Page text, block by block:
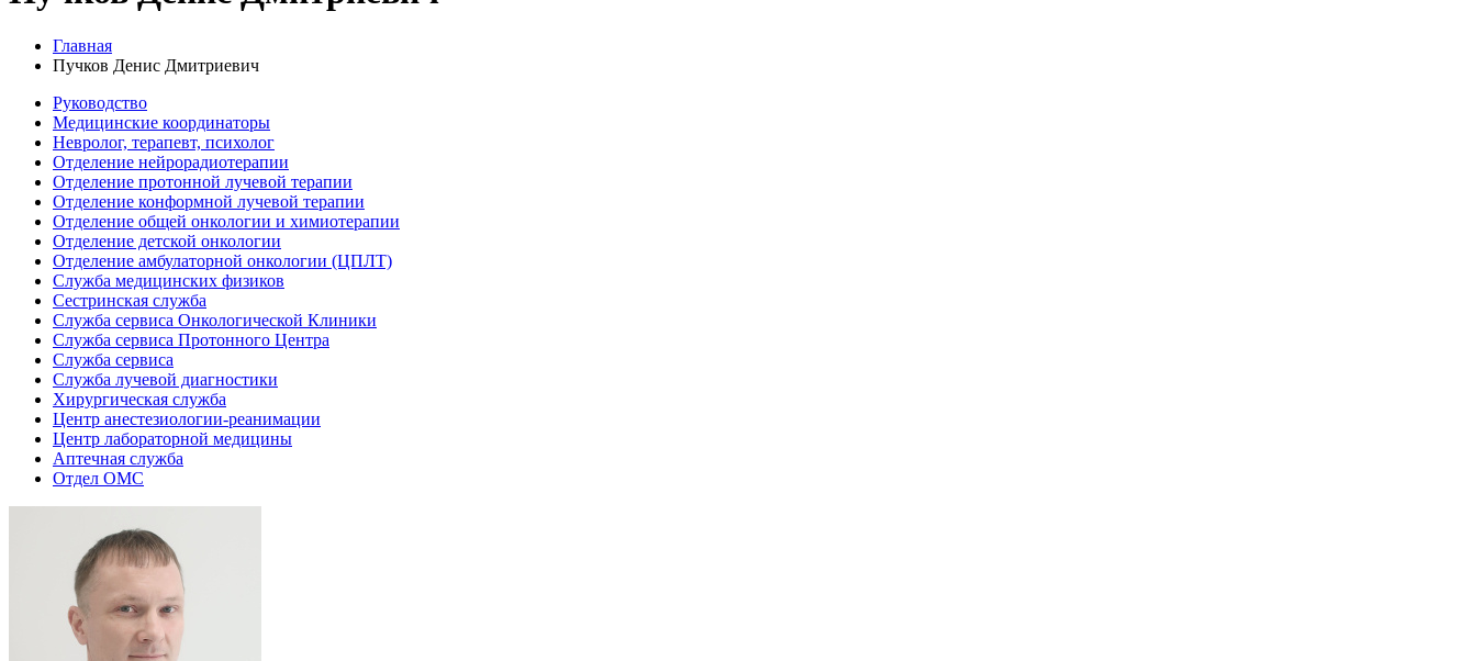
Главная
Пучков Денис Дмитриевич
Руководство
Медицинские координаторы
Невролог, терапевт, психолог
Отделение нейрорадиотерапии
Отделение протонной лучевой терапии
Отделение конформной лучевой терапии
Отделение общей онкологии и химиотерапии
Отделение детской онкологии
Отделение амбулаторной онкологии (ЦПЛТ)
Служба медицинских физиков
Сестринская служба
Служба сервиса Онкологической Клиники
Служба сервиса Протонного Центра
Служба сервиса
Служба лучевой диагностики
Хирургическая служба
Центр анестезиологии-реанимации
Центр лабораторной медицины
Аптечная служба
Отдел ОМС